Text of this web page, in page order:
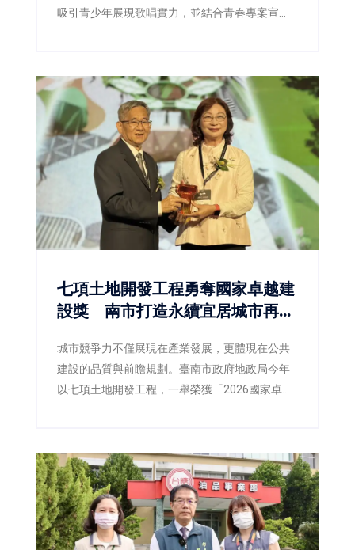
吸引青少年展現歌唱實力，並結合青春專案宣
七項土地開發工程勇奪國家卓越建
設獎 南市打造永續宜居城市再獲
城市競爭力不僅展現在產業發展，更體現在公共
建設的品質與前瞻規劃。臺南市政府地政局今年
以七項土地開發工程，一舉榮獲「2026國家卓越
不僅展現臺南在土地開發、都市設計與工程品質
上的卓越成果，也反映市府持續推動宜居城市、
韌性城市與永續發展的具體成效。